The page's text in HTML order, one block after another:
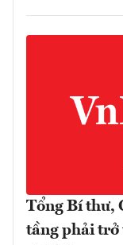
Tổng Bí thư,
tầng phải trở